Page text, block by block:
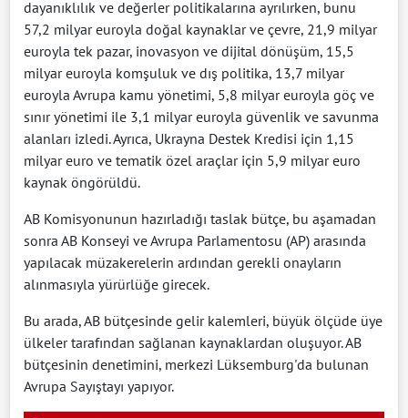
dayanıklılık ve değerler politikalarına ayrılırken, bunu
57,2 milyar euroyla doğal kaynaklar ve çevre, 21,9 milyar
euroyla tek pazar, inovasyon ve dijital dönüşüm, 15,5
milyar euroyla komşuluk ve dış politika, 13,7 milyar
euroyla Avrupa kamu yönetimi, 5,8 milyar euroyla göç ve
sınır yönetimi ile 3,1 milyar euroyla güvenlik ve savunma
alanları izledi. Ayrıca, Ukrayna Destek Kredisi için 1,15
milyar euro ve tematik özel araçlar için 5,9 milyar euro
kaynak öngörüldü.
AB Komisyonunun hazırladığı taslak bütçe, bu aşamadan
sonra AB Konseyi ve Avrupa Parlamentosu (AP) arasında
yapılacak müzakerelerin ardından gerekli onayların
alınmasıyla yürürlüğe girecek.
Bu arada, AB bütçesinde gelir kalemleri, büyük ölçüde üye
ülkeler tarafından sağlanan kaynaklardan oluşuyor. AB
bütçesinin denetimini, merkezi Lüksemburg'da bulunan
Avrupa Sayıştayı yapıyor.